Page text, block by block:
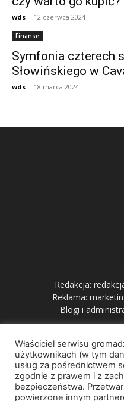
wds - 12 czerwca 2024
Finanse
Symfonia czterech
Słowińskiego w
wds - 18 marca 2024
Redakcja:
Reklama:
Blogi i
Właściciel serwisu
użytkownikach (w tym
usług za pośrednictwem
zgodnie z prawem i z
bezpieczeństwa.
powierzone innym